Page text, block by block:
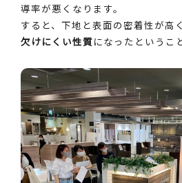
導率が悪くなります。
すると、下地と表面の密着性が高
欠けにくい性質になったというこ